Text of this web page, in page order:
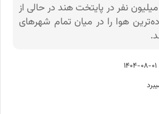
دیروز چهارشنبه، حدود ۲۰‌میلیون نفر در پایتخت هند در حالی از
هوا را در میان تمام شهرهای